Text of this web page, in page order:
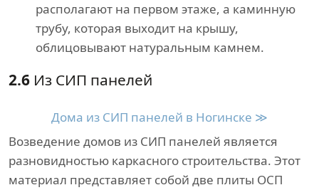
располагают на первом этаже, а каминную
трубу, которая выходит на крышу,
облицовывают натуральным камнем.
2.6 Из СИП панелей
Дома из СИП панелей в Ногинске ≫
Возведение домов из СИП панелей является
разновидностью каркасного строительства. Этот
материал представляет собой две плиты ОСП